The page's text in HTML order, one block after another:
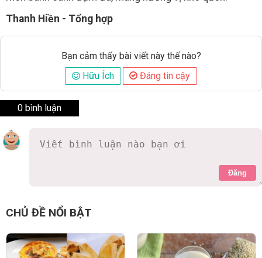
Thanh Hiền - Tổng hợp
Bạn cảm thấy bài viết này thế nào?
Hữu Ích
Đáng tin cậy
0 bình luận
Đăng
CHỦ ĐỀ NỔI BẬT